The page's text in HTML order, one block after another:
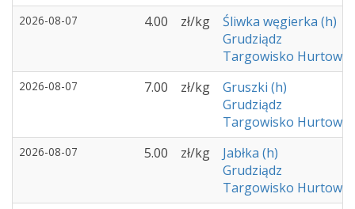
2026-08-07 4.00 zł/kg
Śliwka węgierka (h)
Grudziądz
Targowisko Hurtowe
2026-08-07 7.00 zł/kg
Gruszki (h)
Grudziądz
Targowisko Hurtowe
2026-08-07 5.00 zł/kg
Jabłka (h)
Grudziądz
Targowisko Hurtowe